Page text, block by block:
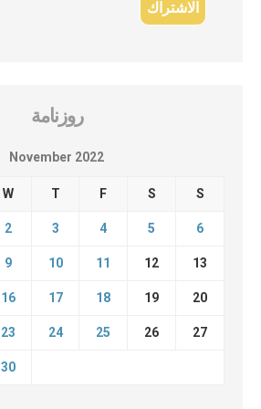
روزنامة
November 2022
W T F S S
2 3 4 5 6
9 10 11 12 13
16 17 18 19 20
23 24 25 26 27
30